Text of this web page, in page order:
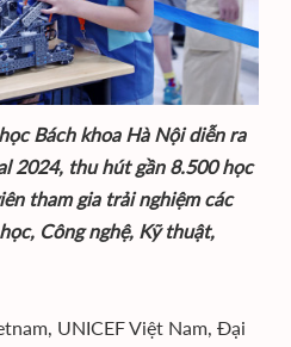
Bách khoa Hà Nội diễn ra
2024, thu hút gần 8.500 học
tham gia trải nghiệm các
Công nghệ, Kỹ thuật,
UNICEF Việt Nam, Đại